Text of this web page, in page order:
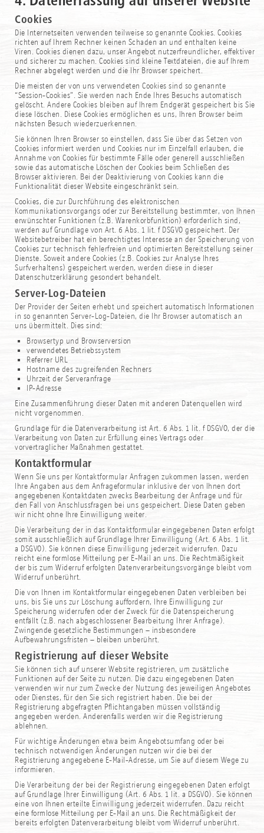
Cookies
Die Internetseiten verwenden teilweise so genannte Cookies. Cookies
richten auf Ihrem Rechner keinen Schaden an und enthalten keine
Viren. Cookies dienen dazu, unser Angebot nutzerfreundlicher, effektiver
und sicherer zu machen. Cookies sind kleine Textdateien, die auf Ihrem
Rechner abgelegt werden und die Ihr Browser speichert.
Die meisten der von uns verwendeten Cookies sind so genannte
“Session-Cookies”. Sie werden nach Ende Ihres Besuchs automatisch
gelöscht. Andere Cookies bleiben auf Ihrem Endgerät gespeichert bis Sie
diese löschen. Diese Cookies ermöglichen es uns, Ihren Browser beim
nächsten Besuch wiederzuerkennen.
Sie können Ihren Browser so einstellen, dass Sie über das Setzen von
Cookies informiert werden und Cookies nur im Einzelfall erlauben, die
Annahme von Cookies für bestimmte Fälle oder generell ausschließen
sowie das automatische Löschen der Cookies beim Schließen des
Browser aktivieren. Bei der Deaktivierung von Cookies kann die
Funktionalität dieser Website eingeschränkt sein.
Cookies, die zur Durchführung des elektronischen
Kommunikationsvorgangs oder zur Bereitstellung bestimmter, von Ihnen
erwünschter Funktionen (z.B. Warenkorbfunktion) erforderlich sind,
werden auf Grundlage von Art. 6 Abs. 1 lit. f DSGVO gespeichert. Der
Websitebetreiber hat ein berechtigtes Interesse an der Speicherung von
Cookies zur technisch fehlerfreien und optimierten Bereitstellung seiner
Dienste. Soweit andere Cookies (z.B. Cookies zur Analyse Ihres
Surfverhaltens) gespeichert werden, werden diese in dieser
Datenschutzerklärung gesondert behandelt.
Server-Log-Dateien
Der Provider der Seiten erhebt und speichert automatisch Informationen
in so genannten Server-Log-Dateien, die Ihr Browser automatisch an
uns übermittelt. Dies sind:
Browsertyp und Browserversion
verwendetes Betriebssystem
Referrer URL
Hostname des zugreifenden Rechners
Uhrzeit der Serveranfrage
IP-Adresse
Eine Zusammenführung dieser Daten mit anderen Datenquellen wird
nicht vorgenommen.
Grundlage für die Datenverarbeitung ist Art. 6 Abs. 1 lit. f DSGVO, der die
Verarbeitung von Daten zur Erfüllung eines Vertrags oder
vorvertraglicher Maßnahmen gestattet.
Kontaktformular
Wenn Sie uns per Kontaktformular Anfragen zukommen lassen, werden
Ihre Angaben aus dem Anfrageformular inklusive der von Ihnen dort
angegebenen Kontaktdaten zwecks Bearbeitung der Anfrage und für
den Fall von Anschlussfragen bei uns gespeichert. Diese Daten geben
wir nicht ohne Ihre Einwilligung weiter.
Die Verarbeitung der in das Kontaktformular eingegebenen Daten erfolgt
somit ausschließlich auf Grundlage Ihrer Einwilligung (Art. 6 Abs. 1 lit.
a DSGVO). Sie können diese Einwilligung jederzeit widerrufen. Dazu
reicht eine formlose Mitteilung per E-Mail an uns. Die Rechtmäßigkeit
der bis zum Widerruf erfolgten Datenverarbeitungsvorgänge bleibt vom
Widerruf unberührt.
Die von Ihnen im Kontaktformular eingegebenen Daten verbleiben bei
uns, bis Sie uns zur Löschung auffordern, Ihre Einwilligung zur
Speicherung widerrufen oder der Zweck für die Datenspeicherung
entfällt (z.B. nach abgeschlossener Bearbeitung Ihrer Anfrage).
Zwingende gesetzliche Bestimmungen – insbesondere
Aufbewahrungsfristen – bleiben unberührt.
Registrierung auf dieser Website
Sie können sich auf unserer Website registrieren, um zusätzliche
Funktionen auf der Seite zu nutzen. Die dazu eingegebenen Daten
verwenden wir nur zum Zwecke der Nutzung des jeweiligen Angebotes
oder Dienstes, für den Sie sich registriert haben. Die bei der
Registrierung abgefragten Pflichtangaben müssen vollständig
angegeben werden. Anderenfalls werden wir die Registrierung
ablehnen.
Für wichtige Änderungen etwa beim Angebotsumfang oder bei
technisch notwendigen Änderungen nutzen wir die bei der
Registrierung angegebene E-Mail-Adresse, um Sie auf diesem Wege zu
informieren.
Die Verarbeitung der bei der Registrierung eingegebenen Daten erfolgt
auf Grundlage Ihrer Einwilligung (Art. 6 Abs. 1 lit. a DSGVO). Sie können
eine von Ihnen erteilte Einwilligung jederzeit widerrufen. Dazu reicht
eine formlose Mitteilung per E-Mail an uns. Die Rechtmäßigkeit der
bereits erfolgten Datenverarbeitung bleibt vom Widerruf unberührt.